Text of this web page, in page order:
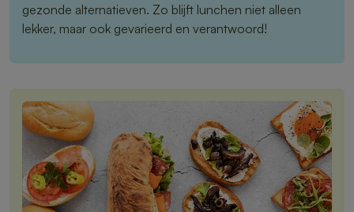
gezonde alternatieven. Zo blijft lunchen niet alleen
lekker, maar ook gevarieerd en verantwoord!